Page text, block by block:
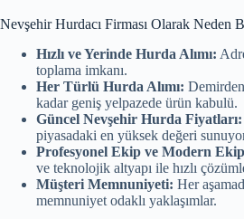
Nevşehir Hurdacı Firması Olarak Neden
Hızlı ve Yerinde Hurda Alımı:
toplama imkanı.
Her Türlü Hurda Alımı:
kadar geniş yelpazede ürün kabulü.
Güncel Nevşehir Hurda Fiyatları:
piyasadaki en yüksek değeri
Profesyonel Ekip ve Modern
ve teknolojik altyapı ile hızlı
Müşteri Memnuniyeti: Her
memnuniyet odaklı yaklaşımlar.